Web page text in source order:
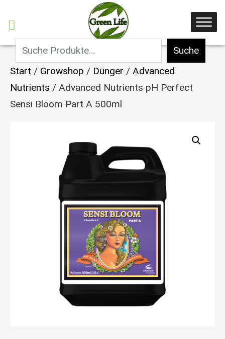
Suche
Start / Growshop / Dünger / Advanced
Nutrients / Advanced Nutrients pH Perfect
Sensi Bloom Part A 500ml